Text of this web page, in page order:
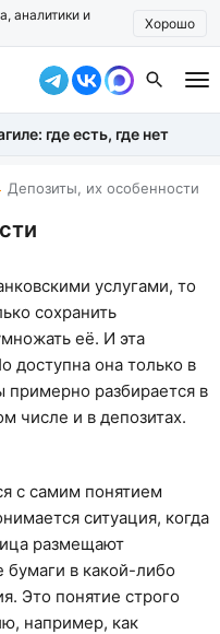
аналитики и
Хорошо
где есть, где нет
Депозиты, их особенности
услугами, то
сохранить
её. И эта
доступна она только в
примерно разбирается в
числе и в депозитах.
с самим понятием
ситуация, когда
размещают
в какой-либо
Это понятие строго
например, как